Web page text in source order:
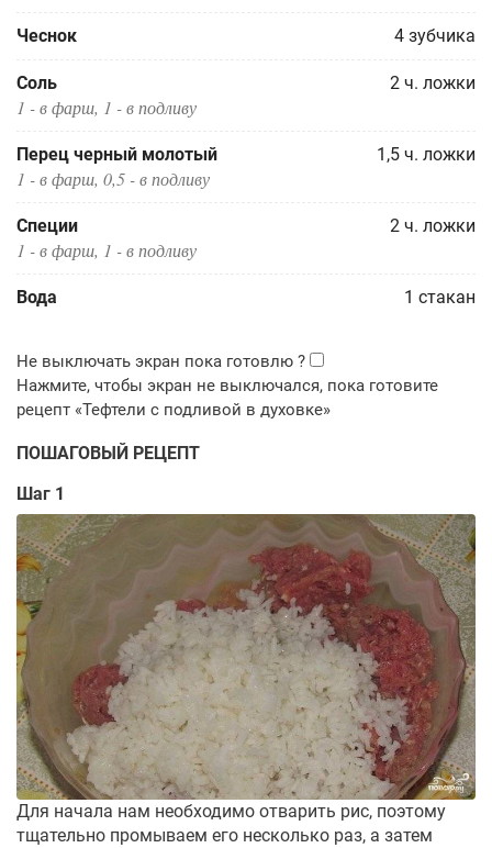
Чеснок 4 зубчика
Соль 2 ч. ложки
1 - в фарш, 1 - в подливу
Перец черный молотый 1,5 ч. ложки
1 - в фарш, 0,5 - в подливу
Специи 2 ч. ложки
1 - в фарш, 1 - в подливу
Вода 1 стакан
ПОШАГОВЫЙ РЕЦЕПТ
Шаг 1
Для начала нам необходимо отварить рис, поэтому
тщательно промываем его несколько раз, а затем